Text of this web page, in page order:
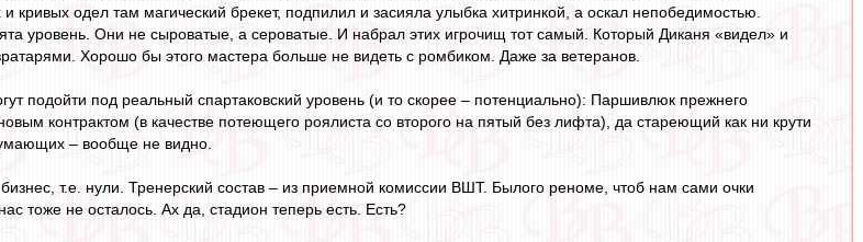
кривых одел там магический брекет, подпилил и засияла улыбка хитринкой, а оскал непобедимостью.
уровень. Они не сыроватые, а сероватые. И набрал этих игрочищ тот самый. Который Диканя «видел» и
Хорошо бы этого мастера больше не видеть с ромбиком. Даже за ветеранов.
подойти под реальный спартаковский уровень (и то скорее – потенциально): Паршивлюк прежнего
контрактом (в качестве потеющего роялиста со второго на пятый без лифта), да стареющий как ни крути
– вообще не видно.
т.е. нули. Тренерский состав – из приемной комиссии ВШТ. Былого реноме, чтоб нам сами очки
тоже не осталось. Ах да, стадион теперь есть. Есть?